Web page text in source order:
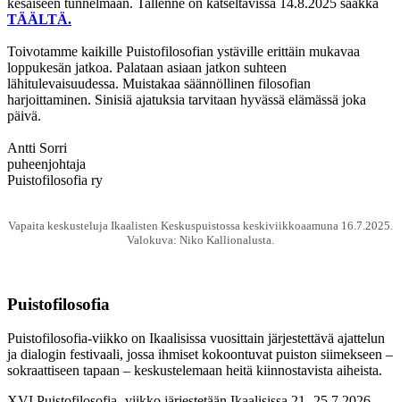
TÄÄLTÄ.
Toivotamme kaikille Puistofilosofian ystäville erittäin mukavaa
loppukesän jatkoa. Palataan asiaan jatkon suhteen
lähitulevaisuudessa. Muistakaa säännöllinen filosofian
harjoittaminen. Sinisiä ajatuksia tarvitaan hyvässä elämässä joka
päivä.
Antti Sorri
puheenjohtaja
Puistofilosofia ry
Vapaita keskusteluja Ikaalisten Keskuspuistossa keskiviikkoaamuna 16.7.2025.
Valokuva: Niko Kallionalusta.
Puistofilosofia
Puistofilosofia-viikko on Ikaalisissa vuosittain järjestettävä ajattelun
ja dialogin festivaali, jossa ihmiset kokoontuvat puiston siimekseen –
sokraattiseen tapaan – keskustelemaan heitä kiinnostavista aiheista.